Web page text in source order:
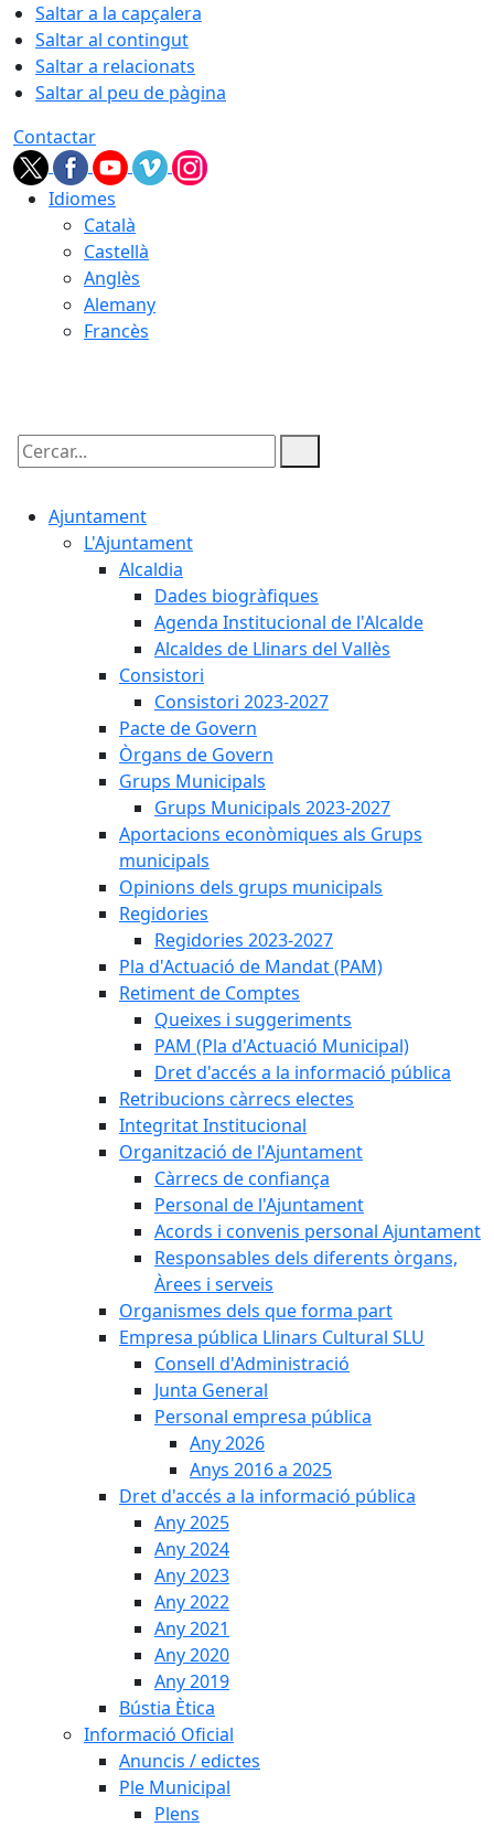
Saltar a la capçalera
Saltar al contingut
Saltar a relacionats
Saltar al peu de pàgina
Contactar
Idiomes
Català
Castellà
Anglès
Alemany
Francès
Cercar:
Ajuntament
L'Ajuntament
Alcaldia
Dades biogràfiques
Agenda Institucional de l'Alcalde
Alcaldes de Llinars del Vallès
Consistori
Consistori 2023-2027
Pacte de Govern
Òrgans de Govern
Grups Municipals
Grups Municipals 2023-2027
Aportacions econòmiques als Grups
municipals
Opinions dels grups municipals
Regidories
Regidories 2023-2027
Pla d'Actuació de Mandat (PAM)
Retiment de Comptes
Queixes i suggeriments
PAM (Pla d'Actuació Municipal)
Dret d'accés a la informació pública
Retribucions càrrecs electes
Integritat Institucional
Organització de l'Ajuntament
Càrrecs de confiança
Personal de l'Ajuntament
Acords i convenis personal Ajuntament
Responsables dels diferents òrgans,
Àrees i serveis
Organismes dels que forma part
Empresa pública Llinars Cultural SLU
Consell d'Administració
Junta General
Personal empresa pública
Any 2026
Anys 2016 a 2025
Dret d'accés a la informació pública
Any 2025
Any 2024
Any 2023
Any 2022
Any 2021
Any 2020
Any 2019
Bústia Ètica
Informació Oficial
Anuncis / edictes
Ple Municipal
Plens